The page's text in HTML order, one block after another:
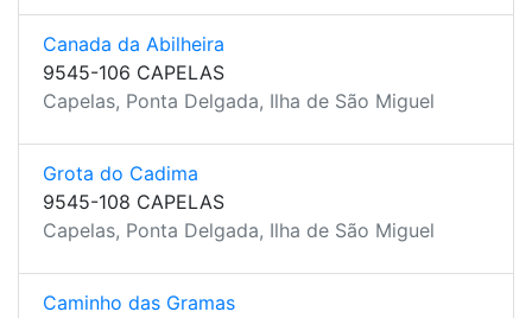
Canada da Abilheira
9545-106 CAPELAS
Capelas, Ponta Delgada, Ilha de São Miguel
Grota do Cadima
9545-108 CAPELAS
Capelas, Ponta Delgada, Ilha de São Miguel
Caminho das Gramas